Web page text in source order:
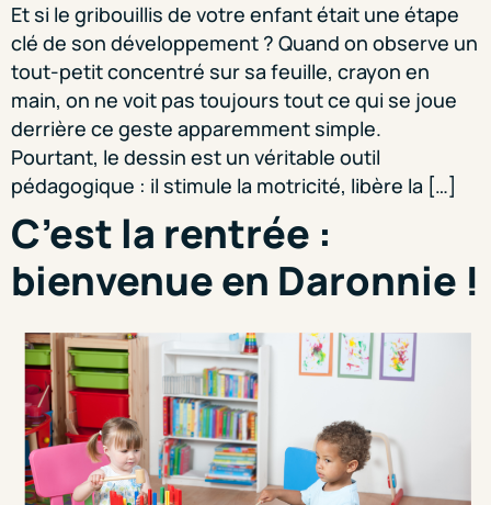
Et si le gribouillis de votre enfant était une étape
clé de son développement ? Quand on observe un
tout-petit concentré sur sa feuille, crayon en
main, on ne voit pas toujours tout ce qui se joue
derrière ce geste apparemment simple.
Pourtant, le dessin est un véritable outil
pédagogique : il stimule la motricité, libère la […]
C’est la rentrée :
bienvenue en Daronnie !